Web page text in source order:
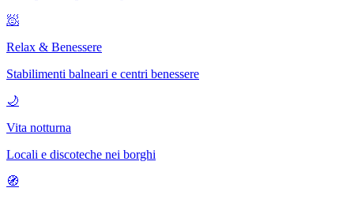
🧖
Relax & Benessere
Stabilimenti balneari e centri benessere
🌙
Vita notturna
Locali e discoteche nei borghi
🧭